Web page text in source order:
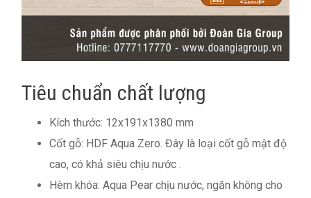
Tiêu chuẩn chất lượng
Kích thước: 12x191x1380 mm
Cốt gỗ: HDF Aqua Zero. Đây là loại cốt gỗ mật độ
cao, có khả siêu chịu nước .
Hèm khóa: Aqua Pear chịu nước, ngăn không cho